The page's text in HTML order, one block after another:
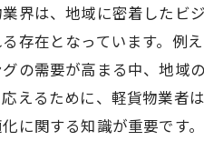
界は、地域に密着したビ
存在となっています。例
の需要が高まる中、地域
えるために、軽貨物業者
に関する知識が重要です